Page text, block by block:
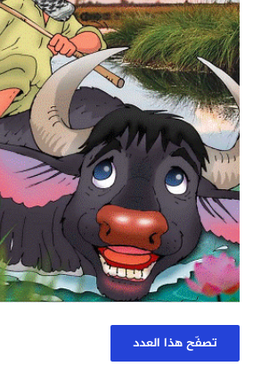
تصفّح هذا العدد